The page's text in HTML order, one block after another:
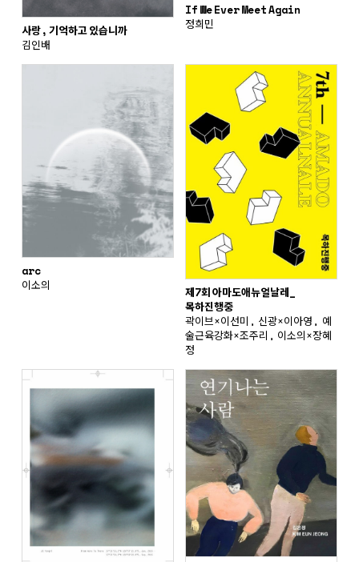
사랑, 기억하고 있습니까
김인배
If We Ever Meet Again
정희민
arc
이소의
제7회 아마도애뉴얼날레_
목하진행중
곽이브×이선미, 신광×이아영, 예
술근육강화×조주리, 이소의×장혜
정